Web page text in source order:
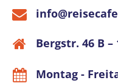
Bergstr. 46 B
Montag -